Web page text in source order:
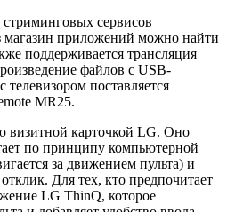
сервисов
приложений можно найти
поддерживается трансляция
файлов с USB-
поставляется
MR25.
визитной карточкой LG. Оно
по принципу компьютерной
за движением пульта) и
Для тех, кто предпочитает
LG ThinQ, которое